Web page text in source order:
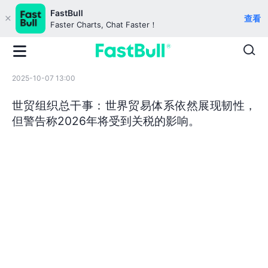
FastBull
Faster Charts, Chat Faster！
查看
2025-10-07 13:00
世贸组织总干事：世界贸易体系依然展现韧性，
但警告称2026年将受到关税的影响。